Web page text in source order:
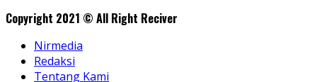
Copyright 2021 © All Right Reciver
Nirmedia
Redaksi
Tentang Kami